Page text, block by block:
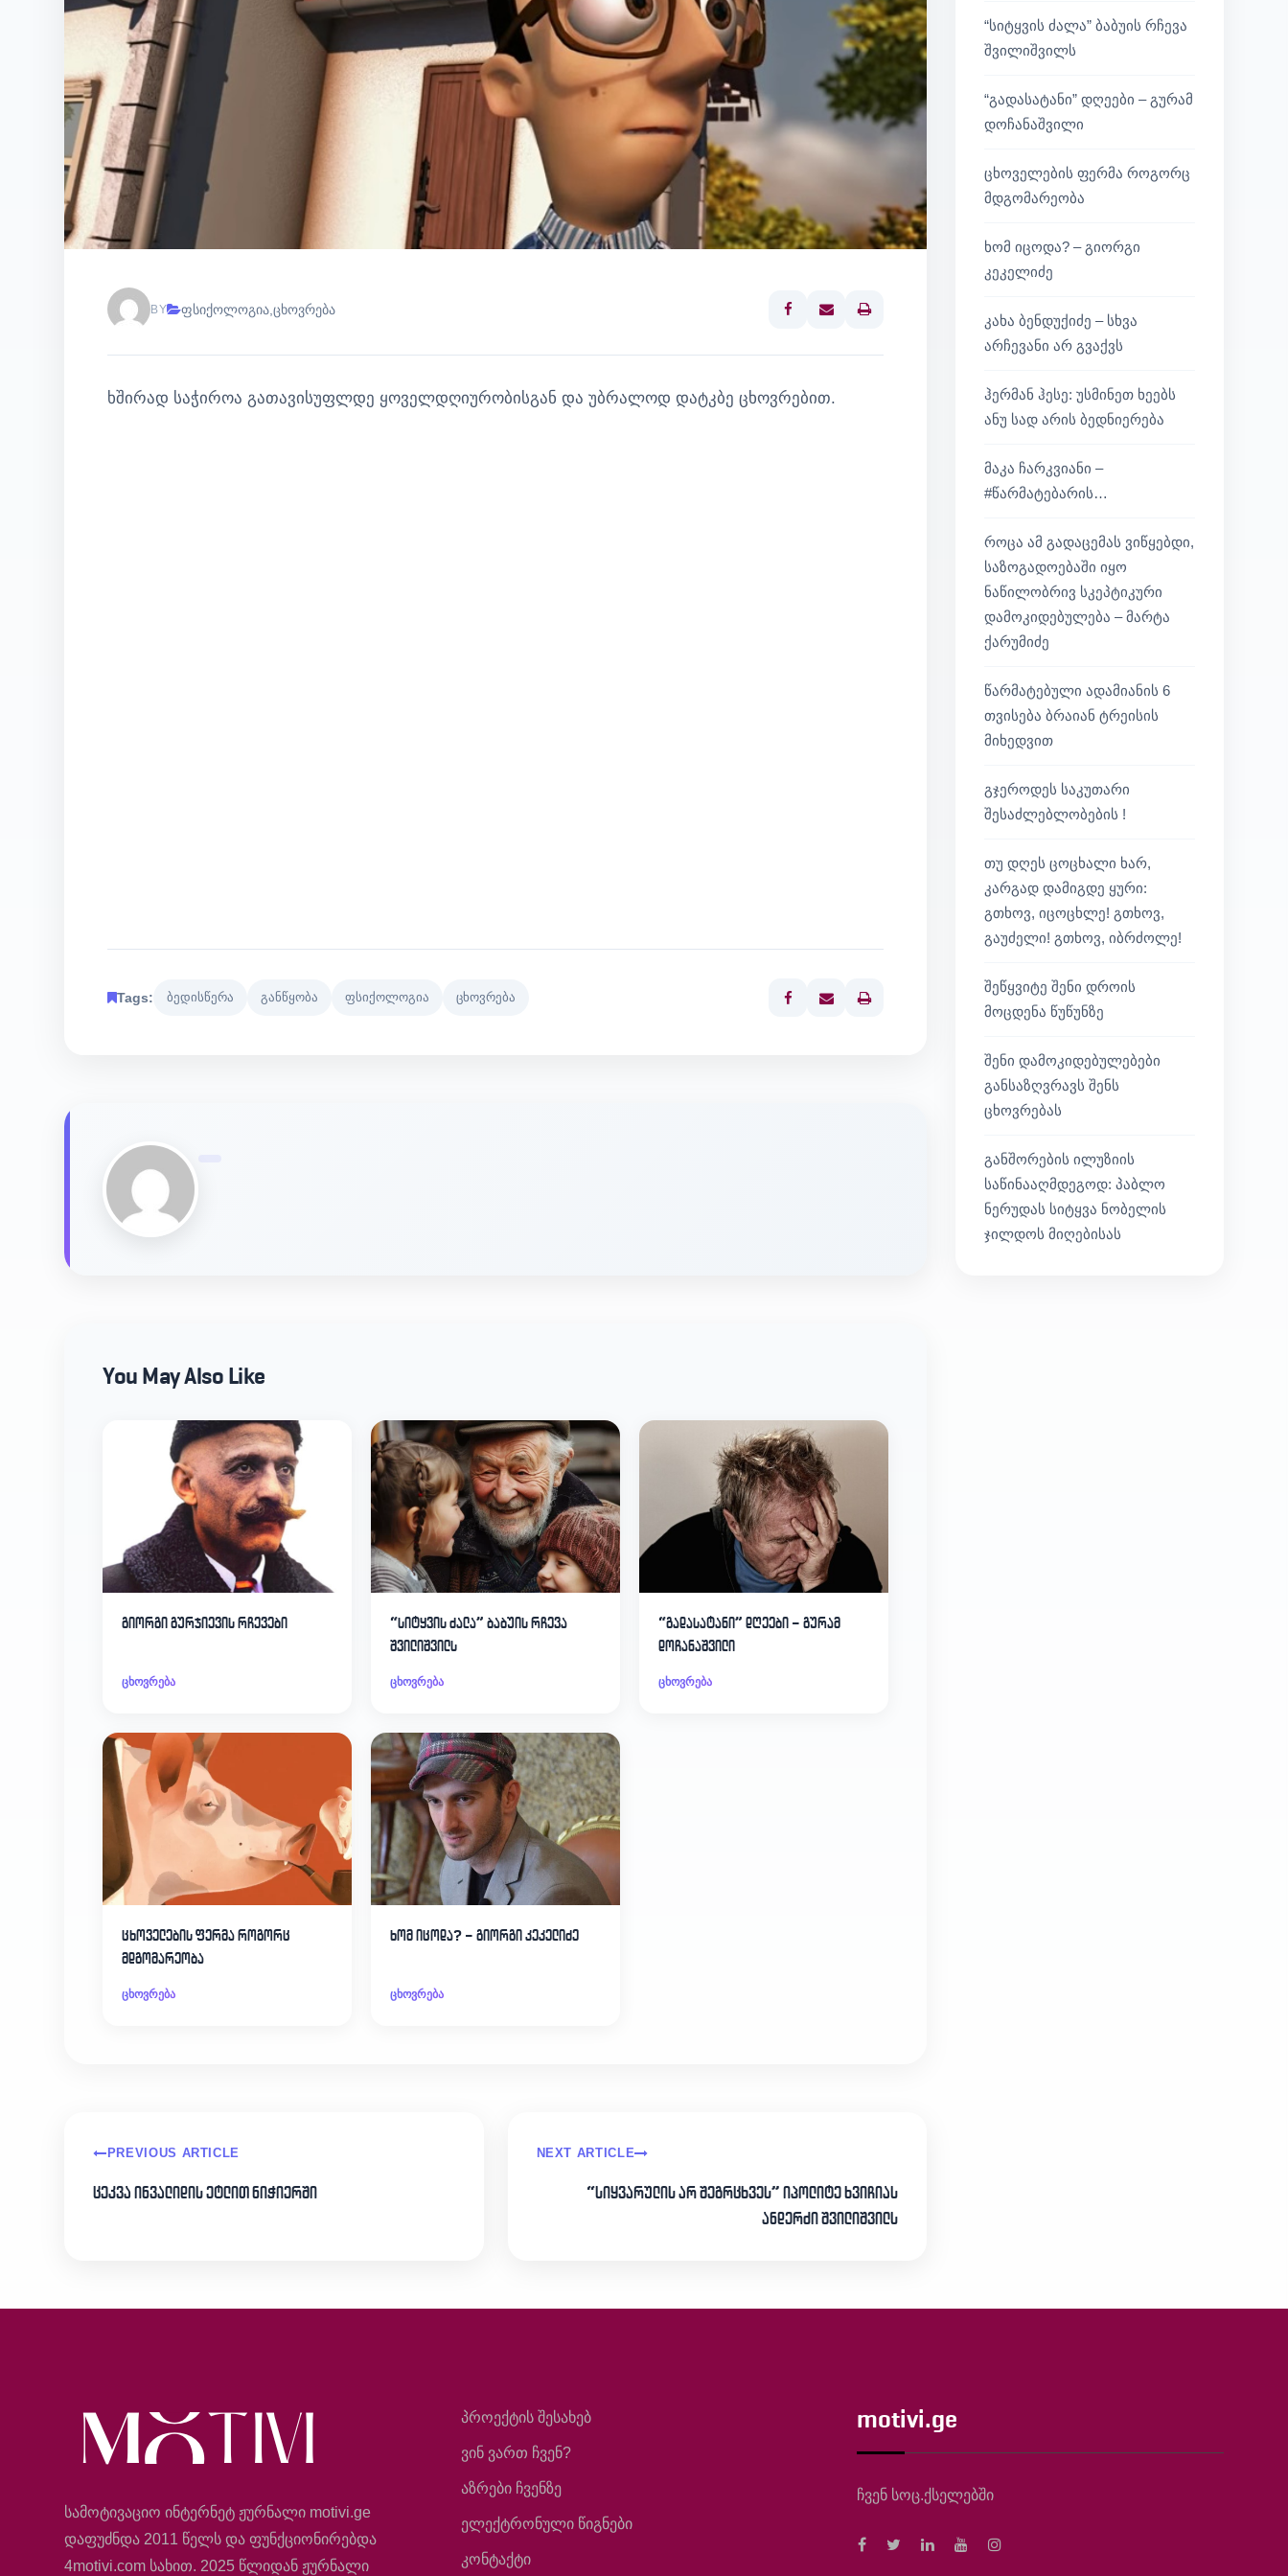
BY ფსიქოლოგია ცხოვრება
Print
ხშირად საჭიროა გათავისუფლდე ყოველდღიურობისგან და უბრალოდ დატკბე ცხოვრებით.
Tags: ბედისწერა განწყობა ფსიქოლოგია ცხოვრება
Print
You May Also Like
გიორგი გურჯიევის რჩევები
ცხოვრება
“სიტყვის ძალა” ბაბუის რჩევა
შვილიშვილს
ცხოვრება
“გადასატანი” დღეები – გურამ
დოჩანაშვილი
ცხოვრება
ცხოველების ფერმა როგორც
მდგომარეობა
ცხოვრება
ხომ იცოდა? – გიორგი კეკელიძე
ცხოვრება
PREVIOUS ARTICLE
ცეკვა ინვალიდის ეტლით ნიჭიერში
NEXT ARTICLE
“სიყვარულის არ შეგრცხვეს” იპოლიტე ხვიჩიას
ანდერძი შვილიშვილს
“სიტყვის ძალა” ბაბუის რჩევა
შვილიშვილს
“გადასატანი” დღეები – გურამ
დოჩანაშვილი
ცხოველების ფერმა როგორც
მდგომარეობა
ხომ იცოდა? – გიორგი
კეკელიძე
კახა ბენდუქიძე – სხვა
არჩევანი არ გვაქვს
ჰერმან ჰესე: უსმინეთ ხეებს
ანუ სად არის ბედნიერება
მაკა ჩარკვიანი –
#წარმატებარის…
როცა ამ გადაცემას ვიწყებდი,
საზოგადოებაში იყო
ნაწილობრივ სკეპტიკური
დამოკიდებულება – მარტა
ქარუმიძე
წარმატებული ადამიანის 6
თვისება ბრაიან ტრეისის
მიხედვით
გჯეროდეს საკუთარი
შესაძლებლობების !
თუ დღეს ცოცხალი ხარ,
კარგად დამიგდე ყური:
გთხოვ, იცოცხლე! გთხოვ,
გაუძელი! გთხოვ, იბრძოლე!
შეწყვიტე შენი დროის
მოცდენა წუწუნზე
შენი დამოკიდებულებები
განსაზღვრავს შენს
ცხოვრებას
განშორების ილუზიის
საწინააღმდეგოდ: პაბლო
ნერუდას სიტყვა ნობელის
ჯილდოს მიღებისას
სამოტივაციო ინტერნეტ ჟურნალი motivi.ge
დაფუძნდა 2011 წელს და ფუნქციონირებდა
4motivi.com სახით. 2025 წლიდან ჟურნალი
პროექტის შესახებ
ვინ ვართ ჩვენ?
აზრები ჩვენზე
ელექტრონული წიგნები
კონტაქტი
motivi.ge
ჩვენ სოც.ქსელებში